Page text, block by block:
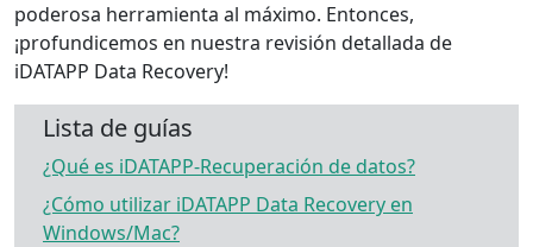
poderosa herramienta al máximo. Entonces,
¡profundicemos en nuestra revisión detallada de
iDATAPP Data Recovery!
Lista de guías
¿Qué es iDATAPP-Recuperación de datos?
¿Cómo utilizar iDATAPP Data Recovery en
Windows/Mac?